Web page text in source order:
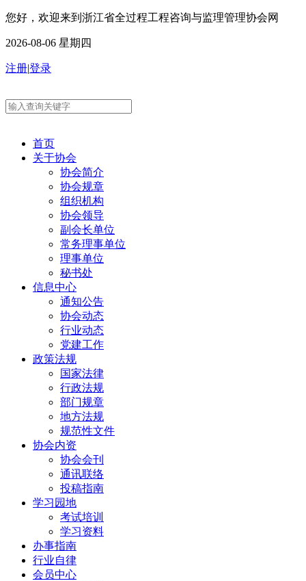
您好，欢迎来到浙江省全过程工程咨询与监理管理协会网
2026-08-06 星期四
注册|登录
首页
关于协会
协会简介
协会规章
组织机构
协会领导
副会长单位
常务理事单位
理事单位
秘书处
信息中心
通知公告
协会动态
行业动态
党建工作
政策法规
国家法律
行政法规
部门规章
地方法规
规范性文件
协会内资
协会会刊
通讯联络
投稿指南
学习园地
考试培训
学习资料
办事指南
行业自律
会员中心